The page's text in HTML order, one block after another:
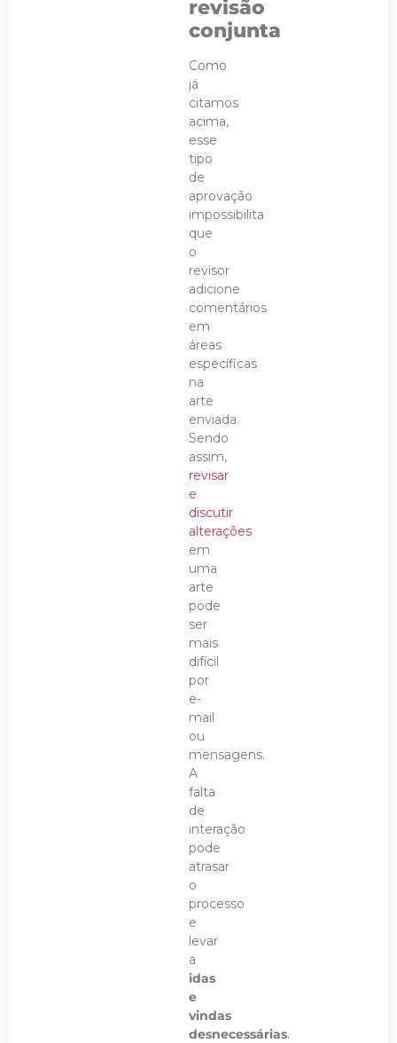
revisão
conjunta
Como
já
citamos
acima,
esse
tipo
de
aprovação
impossibilita
que
o
revisor
adicione
comentários
em
áreas
específicas
na
arte
enviada.
Sendo
assim,
revisar
e
discutir
alterações
em
uma
arte
pode
ser
mais
difícil
por
e-
mail
ou
mensagens.
A
falta
de
interação
pode
atrasar
o
processo
e
levar
a
idas
e
vindas
desnecessárias.